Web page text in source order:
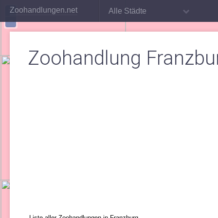
Zoohandlungen.net Alle Städte
Zoohandlung
+
−